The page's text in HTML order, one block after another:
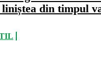
din timpul